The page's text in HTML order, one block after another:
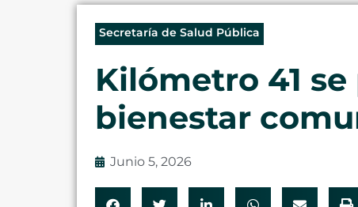
Secretaría de Salud Pública
Kilómetro 41
bienestar
Junio 5, 2026